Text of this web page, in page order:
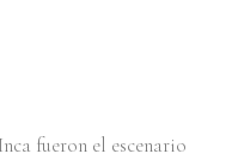
fueron el escenario